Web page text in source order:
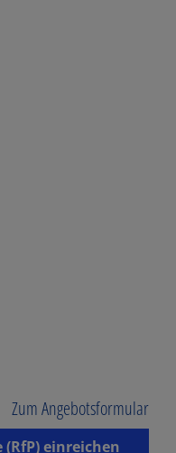
Zum Angebotsformular
einreichen